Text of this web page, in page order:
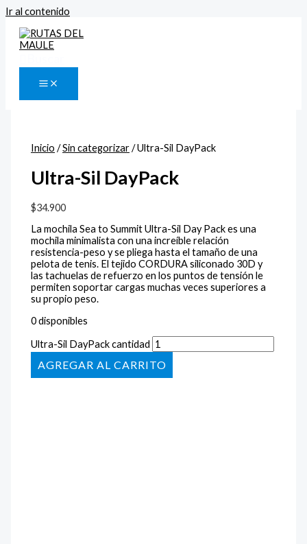
Ir al contenido
Inicio /Sin categorizar/ Ultra-Sil DayPack
Ultra-Sil DayPack
$34.900
La mochila Sea to Summit Ultra-Sil Day Pack es una
mochila minimalista con una increíble relación
resistencia-peso y se pliega hasta el tamaño de una
pelota de tenis. El tejido CORDURA siliconado 30D y
las tachuelas de refuerzo en los puntos de tensión le
permiten soportar cargas muchas veces superiores a
su propio peso.
0 disponibles
Ultra-Sil DayPack cantidad
AÑADIR AL CARRITO